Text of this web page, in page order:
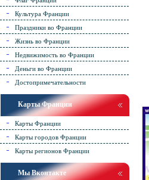
Культура Франции
Праздники во Франции
Жизнь во Франции
Недвижимость во Франции
Деньги во Франции
Достопримечательности
Карты Франции
Карты Франции
Карты городов Франции
Карты регионов Франции
Мы Вконтакте